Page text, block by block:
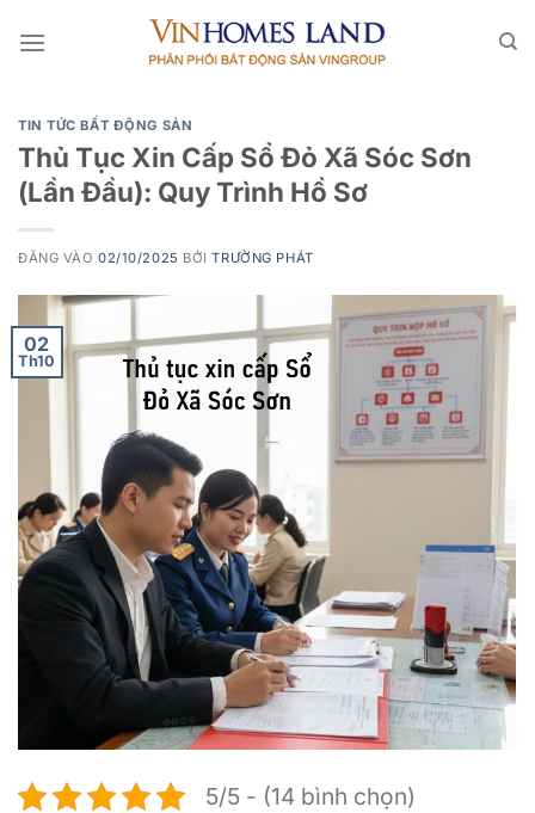
qua
TIN TỨC BẤT ĐỘNG SẢN
Thủ Tục Xin Cấp Sổ Đỏ Xã Sóc Sơn
(Lần Đầu): Quy Trình Hồ Sơ
ĐĂNG VÀO02/10/2025 BỞITRƯỜNG PHÁT
02
Th10
5/5 - (14 bình chọn)